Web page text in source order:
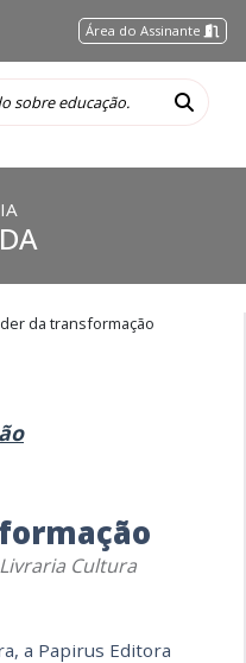
Área do Assinante
da transformação
Cultura
a Papirus Editora